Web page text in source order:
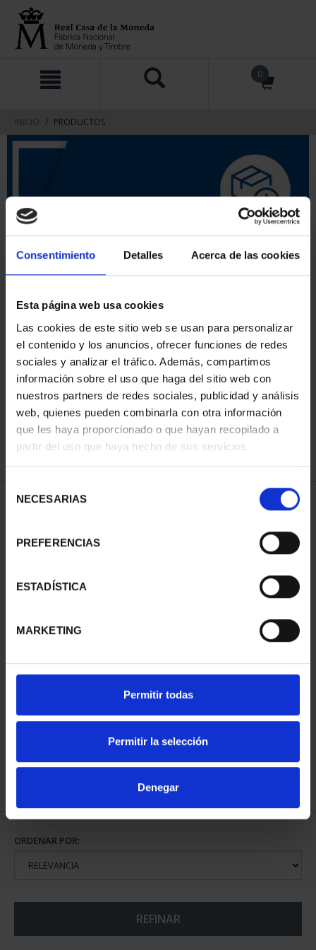
Consentimiento Detalles Acerca de las cookies
Esta página web usa cookies
Las cookies de este sitio web se usan para personalizar
el contenido y los anuncios, ofrecer funciones de redes
sociales y analizar el tráfico. Además, compartimos
información sobre el uso que haga del sitio web con
nuestros partners de redes sociales, publicidad y análisis
web, quienes pueden combinarla con otra información
que les haya proporcionado o que hayan recopilado a
partir del uso que haya hecho de sus servicios.
NECESARIAS
PREFERENCIAS
ESTADÍSTICA
MARKETING
Permitir todas
Permitir la selección
Denegar
contenido
navegacin
0
INICIO PRODUCTOS
ORDENAR POR:
REFINAR
1 Productos encontrados
CAPITALES ESPAÑOLAS
73,00 €
ORDENAR POR:
REFINAR